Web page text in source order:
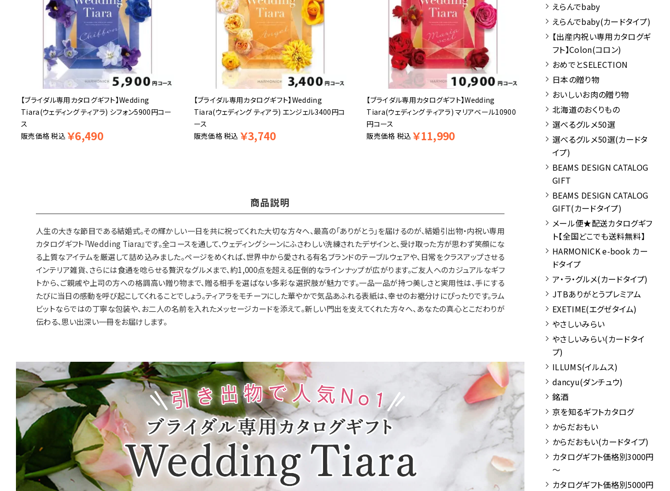
【ブライダル専用カタログギフト】Wedding
Tiara(ウェディング ティアラ) シフォン5900円コー
ス
販売価格税込 ￥6,490
【ブライダル専用カタログギフト】Wedding
Tiara(ウェディング ティアラ) エンジェル3400円コ
ース
販売価格税込 ￥3,740
【ブライダル専用カタログギフト】Wedding
Tiara(ウェディング ティアラ) マリアベール10900
円コース
販売価格 税込 ￥11,990
商品説明
人生の大きな節目である結婚式。その輝かしい一日を共に祝ってくれた大切な方々へ、最高の「ありがとう」を届けるのが、結婚引出物・内祝い専用
カタログギフト『Wedding Tiara』です。全コースを通して、ウェディングシーンにふさわしい洗練されたデザインと、受け取った方が思わず笑顔にな
る上質なアイテムを厳選して詰め込みました。ページをめくれば、世界中から愛される有名ブランドのテーブルウェアや、日常をクラスアップさせる
インテリア雑貨、さらには食通を唸らせる贅沢なグルメまで、約1,000点を超える圧倒的なラインナップが広がります。ご友人へのカジュアルなギフ
トから、ご親戚や上司の方への格調高い贈り物まで、贈る相手を選ばない多彩な選択肢が魅力です。一品一品が持つ美しさと実用性は、手にする
たびに当日の感動を呼び起こしてくれることでしょう。ティアラをモチーフにした華やかで気品あふれる表紙は、幸せのお裾分けにぴったりです。ラム
ビットならではの丁寧な包装や、お二人の名前を入れたメッセージカードを添えて。新しい門出を支えてくれた方々へ、あなたの真心とこだわりが
伝わる、思い出深い一冊をお届けします。
えらんでbaby
えらんでbaby(カードタイプ)
【出産内祝い専用カタログギ
フト】Colon(コロン)
おめでとSELECTION
日本の贈り物
おいしいお肉の贈り物
北海道のおくりもの
選べるグルメ50選
選べるグルメ50選(カードタ
イプ)
BEAMS DESIGN CATALOG
GIFT
BEAMS DESIGN CATALOG
GIFT(カードタイプ)
メール便★配送カタログギフ
ト【全国どこでも送料無料】
HARMONICK e-book カー
ドタイプ
ア・ラ・グルメ(カードタイプ)
JTBありがとうプレミアム
EXETIME(エグゼタイム)
やさしいみらい
やさしいみらい(カードタイ
プ)
ILLUMS(イルムス)
dancyu(ダンチュウ)
銘酒
京を知るギフトカタログ
からだおもい
からだおもい(カードタイプ)
カタログギフト価格別3000円
～
カタログギフト価格別5000円